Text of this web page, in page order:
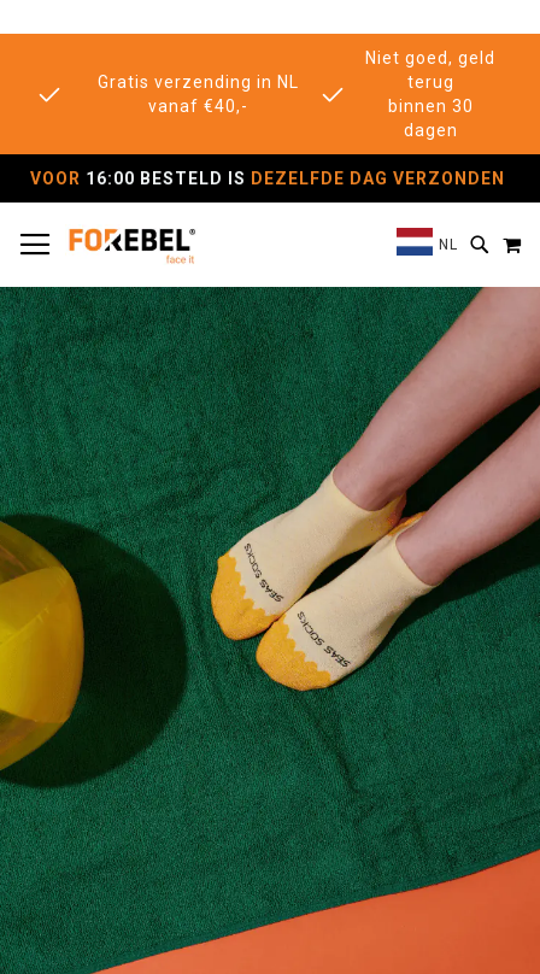
Gratis verzending in NL
vanaf €40,-
Niet goed, geld
terug
binnen 30
dagen
VOOR 16:00 BESTELD IS DEZELFDE DAG VERZONDEN
NL